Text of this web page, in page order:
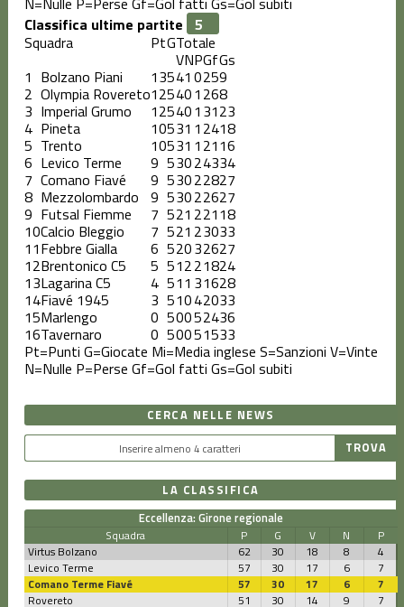
Classifica ultime partite
Squadra
PtGTotale
VNPGfGs
1 Bolzano Piani 13541 0259
2 Olympia Rovereto125401 268
3 Imperial Grumo 125401 3123
4 Pineta 10531 1 2418
5 Trento 10531 1 2116
6 Levico Terme 9 53024334
7 Comano Fiavé 9 53022827
8 Mezzolombardo 9 53022627
9 Futsal Fiemme 7 521 22118
10Calcio Bleggio 7 521 23033
11Febbre Gialla 6 52032627
12Brentonico C5 5 51221824
13Lagarina C5 4 511 31628
14Fiavé 1945 3 51042033
15Marlengo 0 50052436
16Tavernaro 0 50051533
Pt=Punti G=Giocate Mi=Media inglese S=Sanzioni V=Vinte
N=Nulle P=Perse Gf=Gol fatti Gs=Gol subiti
CERCA NELLE NEWS
LA CLASSIFICA
Eccellenza: Girone regionale
Squadra P G V N
P
Virtus Bolzano
62 30 18 8
4
Levico Terme
57 30 17 6
7
Comano Terme Fiavé
57 30 17 6
7
Rovereto
51 30 14 9 7